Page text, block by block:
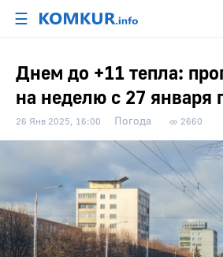
☰
Днем до +11 тепла:
на неделю с 27 января
26 Янв 2025, 16:00 Погода 2660